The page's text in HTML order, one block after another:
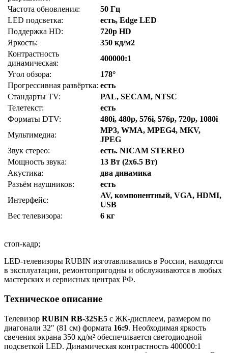
Частота обновления:
50 Гц
LED подсветка:
есть, Edge LED
Поддержка HD:
720p HD
Яркость:
350 кд/м2
Контрастность
динамическая:
400000:1
Угол обзора:
178°
Прогрессивная развёртка: есть
Стандарты TV:
PAL, SECAM, NTSC
Телетекст:
есть
Форматы DTV:
480i, 480p, 576i, 576p, 720p, 1080i
Мультимедиа:
MP3, WMA, MPEG4, MKV,
JPEG
Звук стерео:
есть. NICAM STEREO
Мощность звука:
13 Вт (2x6.5 Вт)
Акустика:
два динамика
Разъём наушников:
есть
Интерфейс:
AV, компонентный, VGA, HDMI,
USB
Вес телевизора:
6 кг
стоп-кадр;
LED-телевизоры RUBIN изготавливались в России, находятся
в эксплуатации, ремонтопригодны и обслуживаются в любых
мастерских и сервисных центрах РФ.
Техническое описание
Телевизор RUBIN RB-32SE5 с ЖК-дисплеем, размером по
диагонали 32" (81 см) формата 16:9. Необходимая яркость
свечения экрана 350 кд/м² обеспечивается светодиодной
подсветкой LED. Динамическая контрастность 400000:1